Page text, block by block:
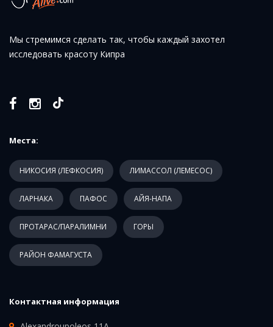
Мы стремимся сделать так, чтобы каждый захотел
исследовать красоту Кипра
Места:
НИКОСИЯ (ЛЕФКОСИЯ) ЛИМАССОЛ (ЛЕМЕСОС)
ЛАРНАКА ПАФОС АЙЯ-НАПА
ПРОТАРАС/ПАРАЛИМНИ ГОРЫ
РАЙОН ФАМАГУСТА
Контактная информация